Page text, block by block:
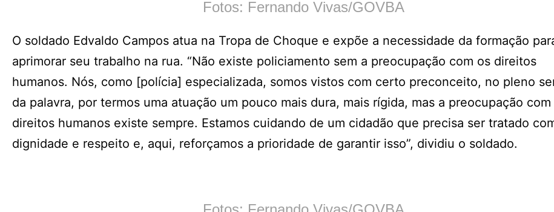
Fotos: Fernando Vivas/GOVBA
O soldado Edvaldo Campos atua na Tropa de Choque e expõe a necessidade da formação
aprimorar seu trabalho na rua. “Não existe policiamento sem a preocupação com os direitos
humanos. Nós, como [polícia] especializada, somos vistos com certo preconceito, no pleno
da palavra, por termos uma atuação um pouco mais dura, mais rígida, mas a preocupação com
direitos humanos existe sempre. Estamos cuidando de um cidadão que precisa ser tratado
dignidade e respeito e, aqui, reforçamos a prioridade de garantir isso”, dividiu o soldado.